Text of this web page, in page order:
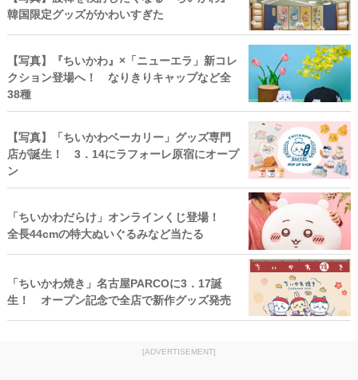
韓国限定グッズがかわいすぎた
【写真】『ちいかわ』×「ニューエラ」新コレ
クション登場へ！ なりきりキャップなど全
38種
【写真】「ちいかわベーカリー」グッズ専門
店が誕生！ 3．14にラフォーレ原宿にオープ
ン
「ちいかわだらけ」オンラインくじ登場！
全長44cmの特大ぬいぐるみなど当たる
「ちいかわ焼き」名古屋PARCOに3．17誕
生！ オープン記念で全店で新作グッズ発売
[ADVERTISEMENT]